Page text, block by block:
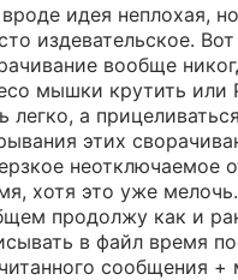
идея неплохая,
издевательское.
вообще
мышки крутить или
легко, а
этих
неотключаемое
хотя это уже мелочь.
продолжу как и
в файл время
сообщения +